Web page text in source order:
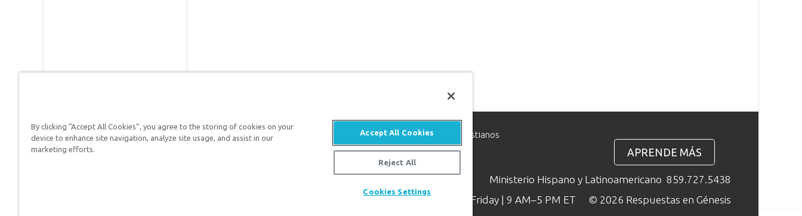
Respuestas en Génesis es un ministerio de apologética, dedicado a ayudar a los cristianos
defender su fe y proclamar el evangelio de Jesucristo.
APRENDE MÁS
Ministerio Hispano y Latinoamericano 859.727.5438
Available Monday–Friday | 9 AM–5 PM ET
© 2026 Respuestas en Génesis
By clicking “Accept All Cookies”, you agree to the storing of cookies on your
device to enhance site navigation, analyze site usage, and assist in our
marketing efforts.
Accept All Cookies
Reject All
Cookies Settings